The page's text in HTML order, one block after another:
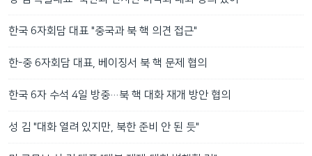
한국 6자회담 대표 "중국과 북 핵 의견 접근"
한-중 6자회담 대표, 베이징서 북 핵 문제 협의
한국 6자 수석 4일 방중…북 핵 대화 재개 방안 협의
성 김 "대화 열려 있지만, 북한 준비 안 된 듯"